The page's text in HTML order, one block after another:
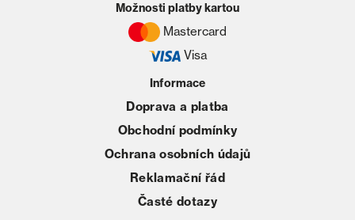
Informace
Doprava a platba
Obchodní podmínky
Ochrana osobních údajů
Reklamační řád
Časté dotazy
Možnosti platby kartou
Mastercard
Visa